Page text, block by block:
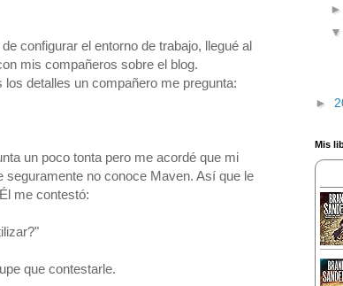
configurar el entorno de trabajo, llegué al
mis compañeros sobre el blog.
detalles un compañero me pregunta:
un poco tonta pero me acordé que mi
no conoce Maven. Así que le
me contestó:
que contestarle.
►
Mis